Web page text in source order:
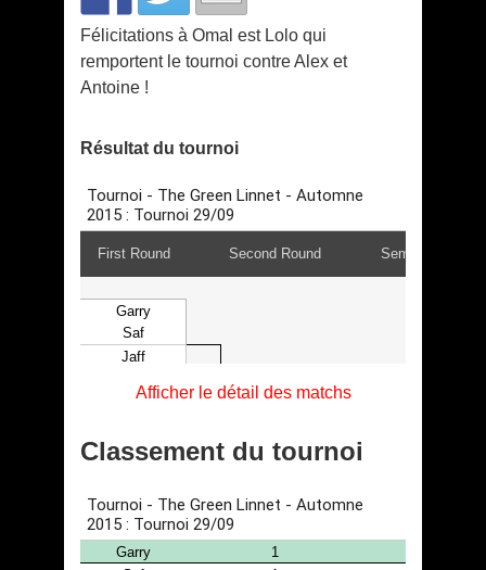
Félicitations à Omal est Lolo qui
remportent le tournoi contre Alex et
Antoine !
Résultat du tournoi
Afficher le détail des matchs
Classement du tournoi